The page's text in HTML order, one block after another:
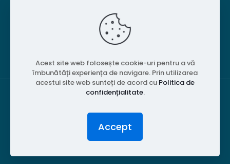
Crișcior, Hunedoara
Website realizat deMGT Studios
Acest site web folosește cookie-uri pentru a vă
îmbunătăți experiența de navigare. Prin utilizarea
acestui site web sunteți de acord cu Politica de
confidențialitate.
Accept